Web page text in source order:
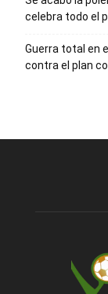
celebra todo el
Guerra total en
contra el plan